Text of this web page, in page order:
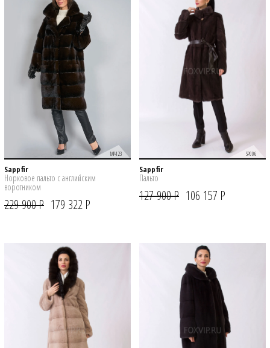
MP423
Sappfir
Норковое пальто с английским
воротником
229 900 Р 179 322 Р
SP006
Sappfir
Пальто
127 900 Р 106 157 Р